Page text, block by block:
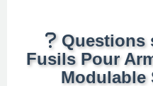
Questions
Fusils Pour
Modulable